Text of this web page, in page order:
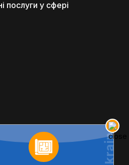
послуги у сфері